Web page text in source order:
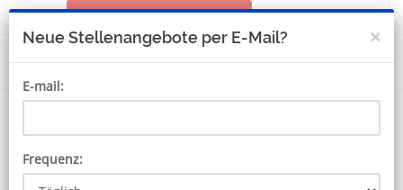
MEIN KONTO
STELLENANZEIGE AUFGEBEN
×
Neue Stellenangebote per E-Mail?
E-mail:
Frequenz: